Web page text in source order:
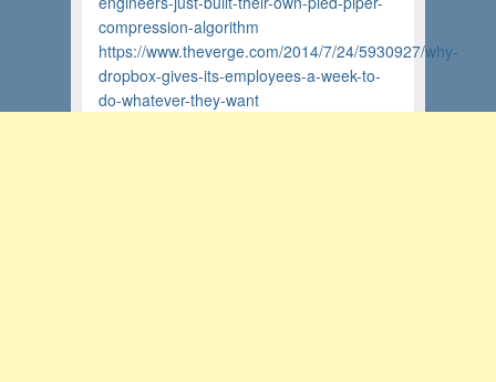
compression-algorithm
https://www.theverge.com/2014/7/24/5930927/why-
dropbox-gives-its-employees-a-week-to-
do-whatever-they-want